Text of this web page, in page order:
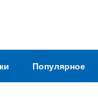
Популярное